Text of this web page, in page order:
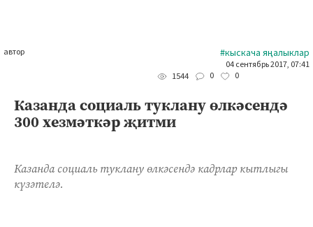
автор #кыскача яңалыклар
04 сентябрь 2017, 07:41
1544
0 0
Казанда социаль туклану өлкәсендә
300 хезмәткәр җитми
Казанда социаль туклану өлкәсендә кадрлар кытлыгы
күзәтелә.